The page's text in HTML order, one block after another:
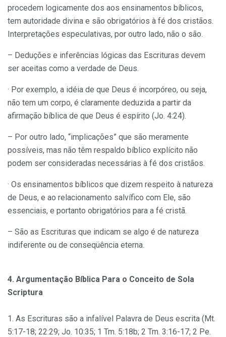
procedem logicamente dos aos ensinamentos bíblicos,
tem autoridade divina e são obrigatórios à fé dos cristãos.
Interpretações especulativas, por outro lado, não o são.
– Deduções e inferências lógicas das Escrituras devem
ser aceitas como a verdade de Deus.
· Por exemplo, a idéia de que Deus é incorpóreo, ou seja,
não tem um corpo, é claramente deduzida a partir da
afirmação bíblica de que Deus é espírito (Jo. 4:24).
– Por outro lado, “implicações” que são meramente
possíveis, mas não têm respaldo bíblico explícito não
podem ser consideradas necessárias à fé dos cristãos.
· Os ensinamentos bíblicos que dizem respeito à natureza
de Deus, e ao relacionamento salvífico com Ele, são
essenciais, e portanto obrigatórios para a fé cristã.
– São as Escrituras que indicam se algo é de natureza
indiferente ou de conseqüência eterna.
4. Argumentação Bíblica Para o Conceito de Sola
Scriptura
1. As Escrituras são a infalível Palavra de Deus escrita (Mt.
5:17-18; 22:29; Jo. 10:35; 1 Tm. 5:18b; 2 Tm. 3:16-17; 2 Pe.